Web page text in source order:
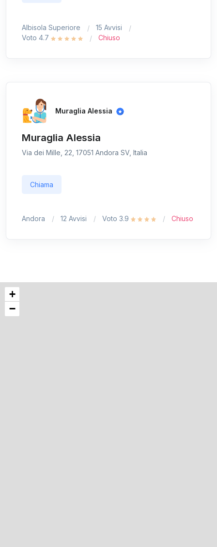
Albisola Superiore
15 Avvisi
Voto 4.7
Chiuso
Muraglia Alessia
Muraglia Alessia
Via dei Mille, 22, 17051 Andora SV, Italia
Chiama
Andora 12 Avvisi Voto 3.9 Chiuso
+
−